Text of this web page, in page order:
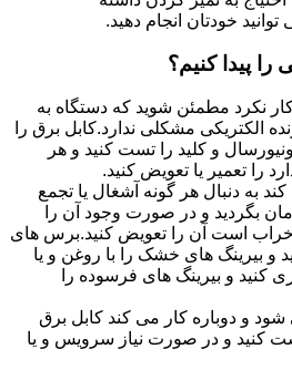
خودتان انجام دهید.
پیدا کنیم؟
نکرد مطمئن شوید که دستگاه به
الکتریکی مشکلی ندارد.کابل برق را
و کلید را تست کنید و هر
را تعمیر یا تعویض کنید.
به دنبال هر گونه آشغال یا تجمع
بگردید و در صورت وجود آن را
است آن را تعویض کنید.برس های
و بیرینگ های خشک را با روغن و یا
و بیرینگ های فرسوده را
و دوباره کار می کند کابل برق
کنید و در صورت نیاز سرویس و یا